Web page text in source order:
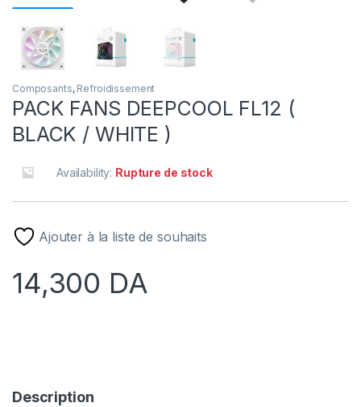
Composants, Refroidissement
PACK FANS DEEPCOOL FL12 (
BLACK / WHITE )
Availability: Rupture de stock
Ajouter à la liste de souhaits
14,300 DA
Description